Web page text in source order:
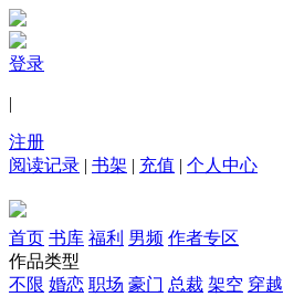
登录
|
注册
阅读记录 | 书架 | 充值 | 个人中心
首页 书库 福利 男频 作者专区
作品类型
不限 婚恋 职场 豪门 总裁 架空 穿越